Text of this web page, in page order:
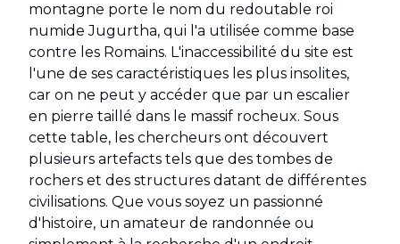
montagne porte le nom du redoutable roi
numide Jugurtha, qui l'a utilisée comme base
contre les Romains. L'inaccessibilité du site est
l'une de ses caractéristiques les plus insolites,
car on ne peut y accéder que par un escalier
en pierre taillé dans le massif rocheux. Sous
cette table, les chercheurs ont découvert
plusieurs artefacts tels que des tombes de
rochers et des structures datant de différentes
civilisations. Que vous soyez un passionné
d'histoire, un amateur de randonnée ou